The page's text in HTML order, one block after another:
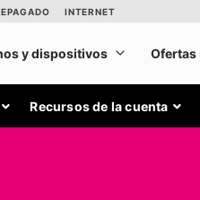
Recursos de la cuenta